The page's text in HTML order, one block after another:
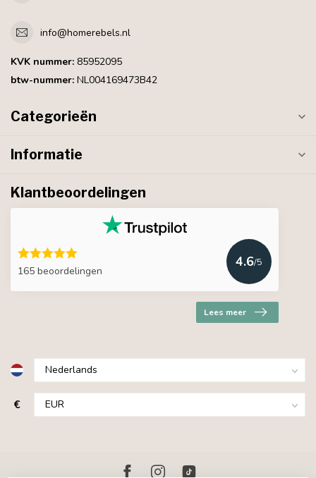
info@homerebels.nl
KVK nummer: 85952095
btw-nummer: NL004169473B42
Categorieën
Informatie
Klantbeoordelingen
165 beoordelingen
4.6/5
Lees meer
€